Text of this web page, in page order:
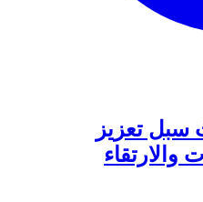
سبل تعزيز
والارتقاء